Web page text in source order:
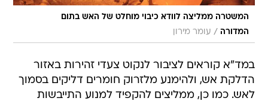
המשטרה ממליצה לוודא כיבוי מוחלט של האש בתום
המדורה / עומר מירון
במד"א קוראים לציבור לנקוט צעדי זהירות באזור
הדלקת אש, ולהימנע מלזרוק חומרים דליקים בסמוך
לאש. כמו כן, ממליצים להקפיד למנוע התייבשות